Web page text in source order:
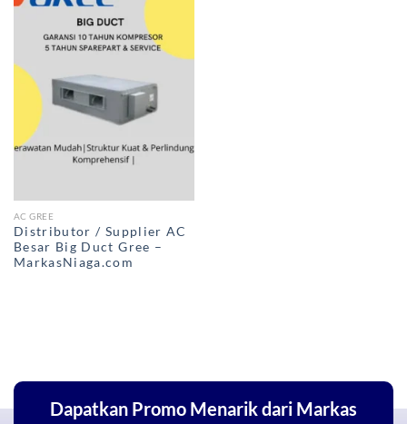
AC GREE
Distributor / Supplier AC
Besar Big Duct Gree –
MarkasNiaga.com
Dapatkan Promo Menarik dari Markas